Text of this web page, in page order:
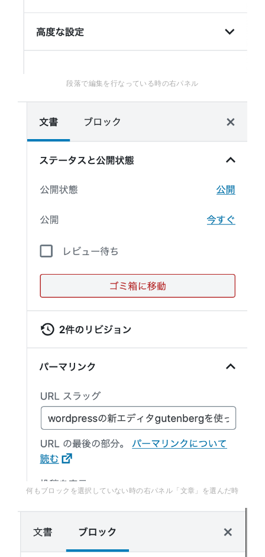
段落で編集を行なっている時の右パネル
何もブロックを選択していない時の右パネル「文章」を選んだ時